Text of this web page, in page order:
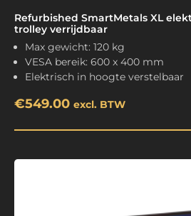
Refurbished SmartMetals XL
trolley verrijdbaar
Max gewicht: 120 kg
VESA bereik: 600 x 400 mm
Elektrisch in hoogte verstelbaar
€549.00 excl. BTW